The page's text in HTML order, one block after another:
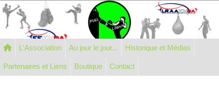
L'Association Au jour le jour... Historique et Médias
Partenaires et Liens Boutique Contact
Panneau de gestion des cookies